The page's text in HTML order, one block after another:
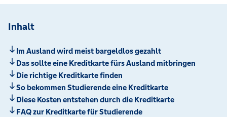
Inhalt
Im Ausland wird meist bargeldlos gezahlt
Das sollte eine Kreditkarte fürs Ausland mitbringen
Die richtige Kreditkarte finden
So bekommen Studierende eine Kreditkarte
Diese Kosten entstehen durch die Kreditkarte
FAQ zur Kreditkarte für Studierende